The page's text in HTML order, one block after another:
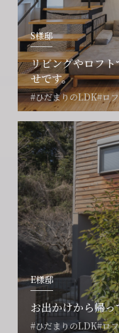
S様邸
リビングやロフ
せです。
#ひだまりのLDK#ロ
E様邸
お出かけから帰
#ひだまりのLDK#ロ